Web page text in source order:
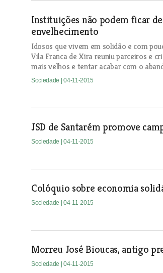
Instituições não podem ficar
envelhecimento
Idosos que vivem em solidão e com
Vila Franca de Xira reuniu parceiros e
mais velhos e tentar acabar com o
Sociedade | 04-11-2015
JSD de Santarém promove
Sociedade | 04-11-2015
Colóquio sobre economia
Sociedade | 04-11-2015
Morreu José Bioucas, antigo
Sociedade | 04-11-2015